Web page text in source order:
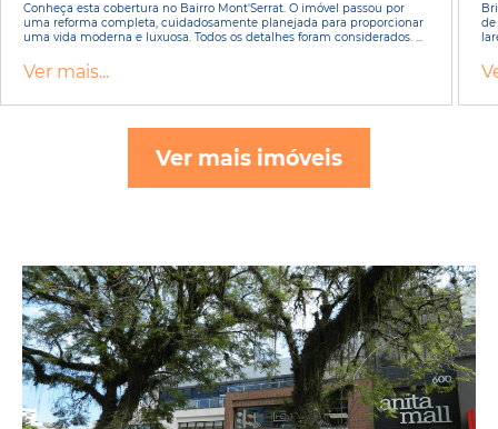
Conheça esta cobertura no Bairro Mont'Serrat. O imóvel passou por
uma reforma completa, cuidadosamente planejada para proporcionar
uma vida moderna e luxuosa. Todos os detalhes foram considerados. ...
Ver mais...
de
Ver mais imóveis